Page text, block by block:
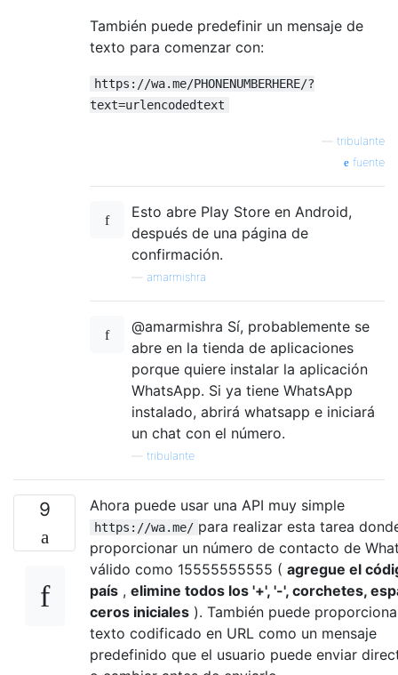
También puede predefinir un mensaje de
texto para comenzar con:
https://wa.me/PHONENUMBERHERE/?
text=urlencodedtext
tribulante
fuente
Esto abre Play Store en Android,
después de una página de
confirmación.
amarmishra
@amarmishra Sí, probablemente se
abre en la tienda de aplicaciones
porque quiere instalar la aplicación
WhatsApp. Si ya tiene WhatsApp
instalado, abrirá whatsapp e iniciará
un chat con el número.
tribulante
9 Ahora puede usar una API muy simple
https://wa.me/ para realizar esta tarea
proporcionar un número de contacto de
válido como 15555555555 ( agregue el
país , elimine todos los '+', '-', corchetes,
ceros iniciales ). También puede
texto codificado en URL como un mensaje
predefinido que el usuario puede enviar